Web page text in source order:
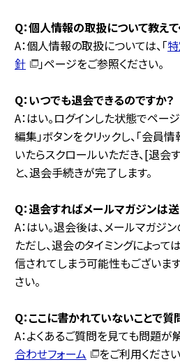
Q：個人情報の取扱について教えて
A：個人情報の取扱については、「
針
」ページをご参照ください。
Q：いつでも退会できるのですか？
A：はい。ログインした状態でペー
編集」ボタンをクリックし、「会員
いたらスクロールいただき、[退会
と、退会手続きが完了します。
Q：退会すればメールマガジンは
A：はい。退会後は、メールマガジ
ただし、退会のタイミングによっ
信されてしまう可能性もございま
さい。
Q：ここに書かれていないことで
A：よくあるご質問を見ても問題が
合わせフォーム
をご利用ください